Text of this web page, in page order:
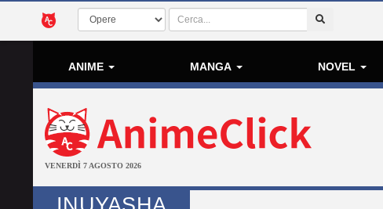
ANIME MANGA NOVEL
VENERDÌ 7 AGOSTO 2026